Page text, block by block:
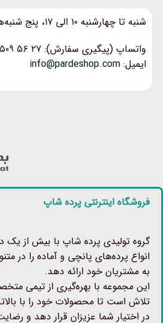
شنبه تا چهارشنبه ۱۰ الی ۱۷، پنج شنبه‌ها ۱۰ الی ۱۴
واتساپ (پیگیری سفارش): ۲۷ ۵۶ ۵۰۹ ۰۹۳۸
ایمیل: info@pardeshop.com
فروشگاه اینترنتی پرده شاپ
گروه تولیدی پرده شاپ با بیش از یک
انواع پرده‌های پانچی و آماده را در
به مشتریان خود ارائه دهد.
این مجموعه با بهره‌گیری از تیمی
تلاش است تا محصولات خود را با
در اختیار شما عزیزان قرار دهد و